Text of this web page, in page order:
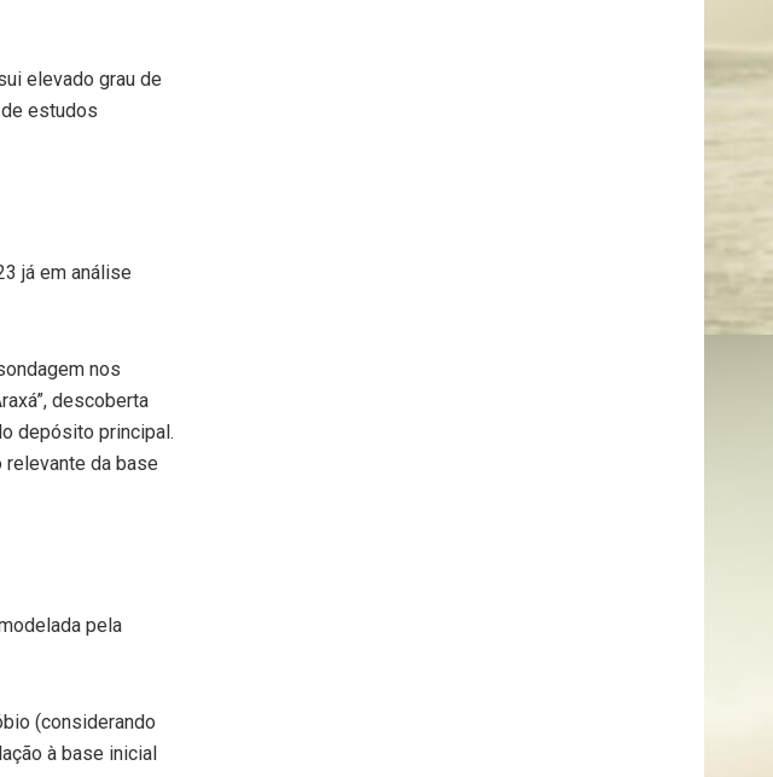
elevado grau de
estudos
já em análise
nos
descoberta
depósito principal.
relevante da base
pela
(considerando
à base inicial